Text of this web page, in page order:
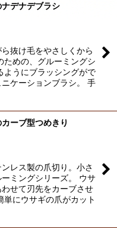
ナデナデブラシ
抜け毛をやさしくから
ための、グルーミングシ
ようにブラッシングがで
ケーションブラシ。 手
ーブ型つめきり
レス製の爪切り。小さ
ミングシリーズ。 ウサ
せて刃先をカーブさせ
にウサギの爪がカット